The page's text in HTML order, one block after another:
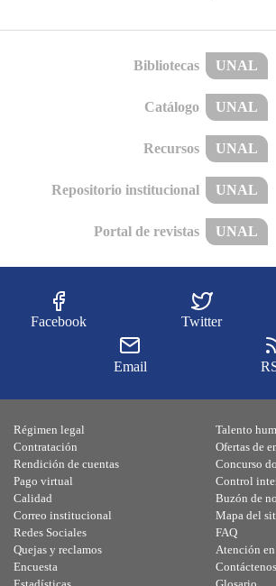
Bibliotecas UNAL
Catálogo UNAL
Recursos UNAL
Repositorio institucional UNAL
Portal de revistas UNAL
Facebook Twitter
Email
Régimen legal
Contratación
Rendición de cuentas
Pago virtual
Calidad
Talento
Ofertas de
Concurso
Control
Buzón de
Correo institucional
Redes Sociales
Quejas y reclamos
Encuesta
Mapa del
FAQ
Atención
Contáctenos